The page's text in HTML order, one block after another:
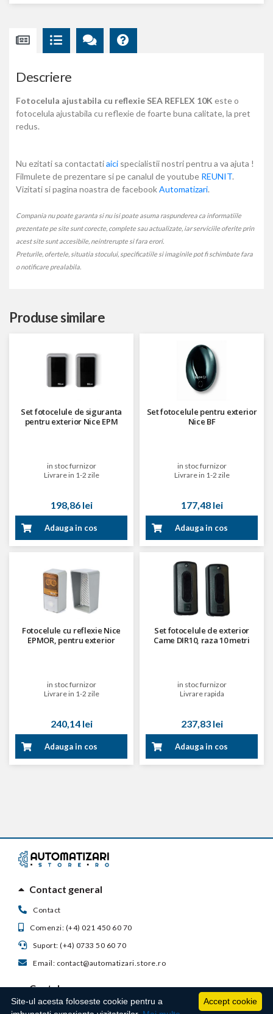
Descriere
Fotocelula ajustabila cu reflexie SEA REFLEX 10K este o
fotocelula ajustabila cu reflexie de foarte buna calitate, la pret
redus.
Nu ezitati sa contactatiaici specialistii nostri pentru a va ajuta !
Filmulete de prezentare si pe canalul de youtube REUNIT.
Vizitati si pagina noastra de facebookAutomatizari.
Compania nu poate garanta si nu isi poate asuma raspunderea ca informatiile
prezentate pe site sunt corecte, complete sau actualizate, iar serviciile oferite prin
acest site sunt accesibile, neintrerupte si fara erori.
Preturile, ofertele, situatia stocului, specificatiile si imaginile pot fi schimbate fara
o notificare prealabila.
Produse similare
Set fotocelule de siguranta
pentru exterior Nice EPM
in stoc furnizor
Livrare in 1-2 zile
198,86 lei
Adauga in cos
Set fotocelule pentru exterior
Nice BF
in stoc furnizor
Livrare in 1-2 zile
177,48 lei
Adauga in cos
Fotocelule cu reflexie Nice
EPMOR, pentru exterior
in stoc furnizor
Livrare in 1-2 zile
240,14 lei
Adauga in cos
Set fotocelule de exterior
Came DIR10, raza 10 metri
in stoc furnizor
Livrare rapida
237,83 lei
Adauga in cos
Contact general
Contact
Comenzi: (+4) 021 450 60 70
Suport: (+4) 0733 50 60 70
Email: contact@automatizari.store.ro
Contul meu
Suport clienti
Accept cookie
Site-ul acesta foloseste cookie pentru a